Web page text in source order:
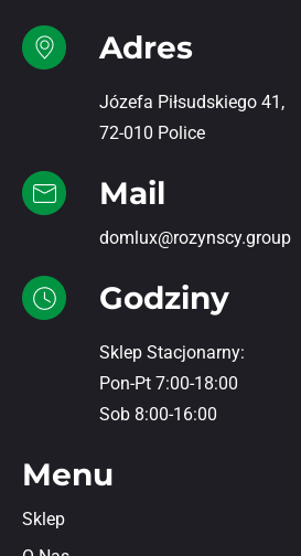
Adres
Józefa Piłsudskiego 41,
72-010 Police
Mail
domlux@rozynscy.group
Godziny
Sklep Stacjonarny:
Pon-Pt 7:00-18:00
Sob 8:00-16:00
Menu
Sklep